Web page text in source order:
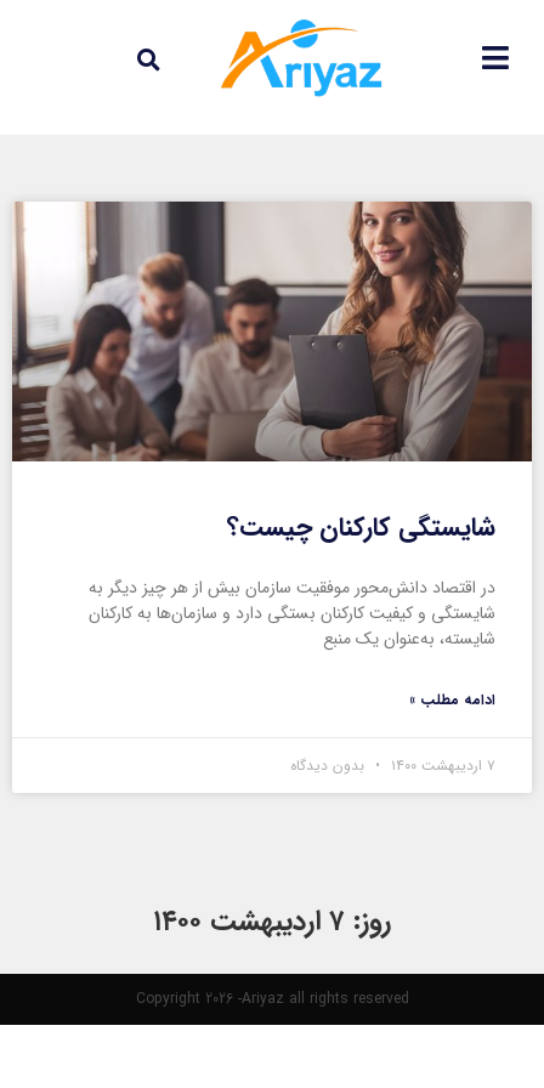
شایستگی کارکنان چیست؟
در اقتصاد دانش‌محور موفقیت سازمان بیش از هر چیز دیگر به
شایستگی و کیفیت کارکنان بستگی دارد و سازمان‌ها به کارکنان
شایسته، به‌عنوان یک منبع
ادامه مطلب »
۷ اردیبهشت ۱۴۰۰ بدون دیدگاه
روز: ۷ اردیبهشت ۱۴۰۰
Copyright 2026 -Ariyaz all rights reserved